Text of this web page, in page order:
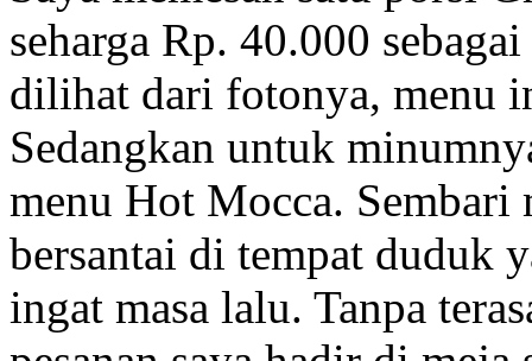
seharga Rp. 40.000
dilihat dari fotonya, menu
Sedangkan untuk
menu Hot Mocca. Sembari
bersantai di tempat duduk
ingat masa lalu. Tanpa